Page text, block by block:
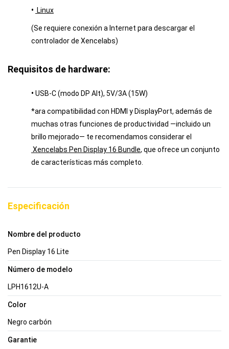
• Linux
(Se requiere conexión a Internet para descargar el
controlador de Xencelabs)
Requisitos de hardware:
• USB-C (modo DP Alt), 5V/3A (15W)
*ara compatibilidad con HDMI y DisplayPort, además de
muchas otras funciones de productividad —incluido un
brillo mejorado— te recomendamos considerar el
Xencelabs Pen Display 16 Bundle, que ofrece un conjunto
de características más completo.
Especificación
Nombre del producto
Pen Display 16 Lite
Número de modelo
LPH1612U-A
Color
Negro carbón
Garantie